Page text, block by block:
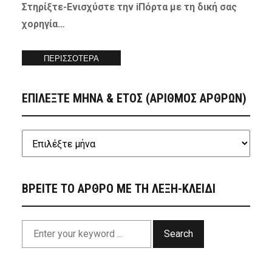
Στηρίξτε-Ενισχύστετην iΠόρτα με τη δική σας
χορηγία…
ΠΕΡΙΣΣΟΤΕΡΑ
ΕΠΙΛΕΞΤΕ ΜΗΝΑ & ΕΤΟΣ (ΑΡΙΘΜΟΣ ΑΡΘΡΩΝ)
ΒΡΕΙΤΕ ΤΟ ΑΡΘΡΟ ΜΕ ΤΗ ΛΕΞΗ-ΚΛΕΙΔΙ
Search